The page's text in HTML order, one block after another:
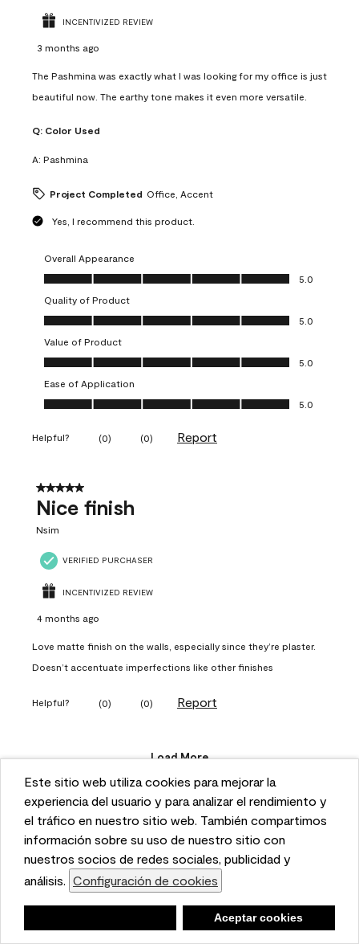
This website uses cookies to enhance user experience
and to analyze performance and traffic on our website.
We also share information about your use of our site
with our social media, advertising, and analytics
partners. Cookie Settings
Accept Cookies
Este sitio web utiliza cookies para mejorar la
experiencia del usuario y para analizar el rendimiento y
el tráfico en nuestro sitio web. También compartimos
información sobre su uso de nuestro sitio con
nuestros socios de redes sociales, publicidad y
análisis. Configuración de cookies
Aceptar cookies
INCENTIVIZED REVIEW
3 months ago
The Pashmina was exactly what I was looking for my office is just
beautiful now. The earthy tone makes it even more versatile.
Q: Color Used
A: Pashmina
Project Completed Office, Accent
Yes, I recommend this product.
Overall Appearance
Overall Appearance, 5.0 out of 5
5.0
Quality of Product
Quality of Product, 5.0 out of 5
5.0
Value of Product
Value of Product, 5.0 out of 5
5.0
Ease of Application
Ease of Application, 5.0 out of 5
5.0
Helpful? (0) (0) Report
5 out of 5 stars.
Nice finish
Nsim
VERIFIED PURCHASER
INCENTIVIZED REVIEW
4 months ago
Love matte finish on the walls, especially since they’re plaster.
Doesn’t accentuate imperfections like other finishes
Helpful? (0) (0) Report
Load More
Questions
Ask a question
1 - 1 of 1 Question